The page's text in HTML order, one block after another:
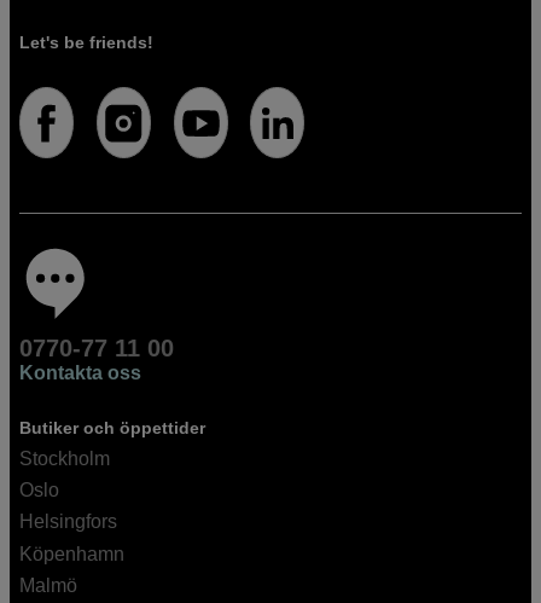
Let's be friends!
0770-77 11 00
Kontakta oss
Butiker och öppettider
Stockholm
Oslo
Helsingfors
Köpenhamn
Malmö